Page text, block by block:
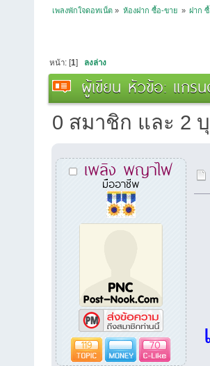
เพลงพักใจดอทเน็ต » ห้องฝาก ซื้อ-ขาย » ฝาก
หน้า: [1] ลงล่าง
ผู้เขียน หัวข้อ: แกร
0 สมาชิก และ 2
เพลิง พญาไฟ
มืออาชีพ
119 70